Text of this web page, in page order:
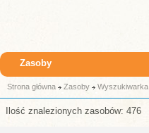
Zasoby
Strona główna Zasoby Wyszukiwarka
Ilość znalezionych zasobów: 476